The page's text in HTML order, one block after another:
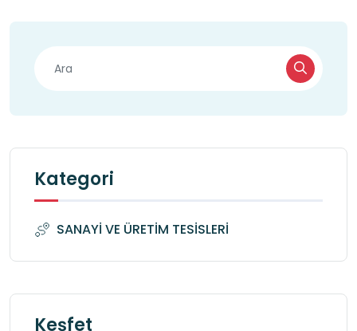
Kategori
SANAYİ VE ÜRETİM TESİSLERİ
Keşfet